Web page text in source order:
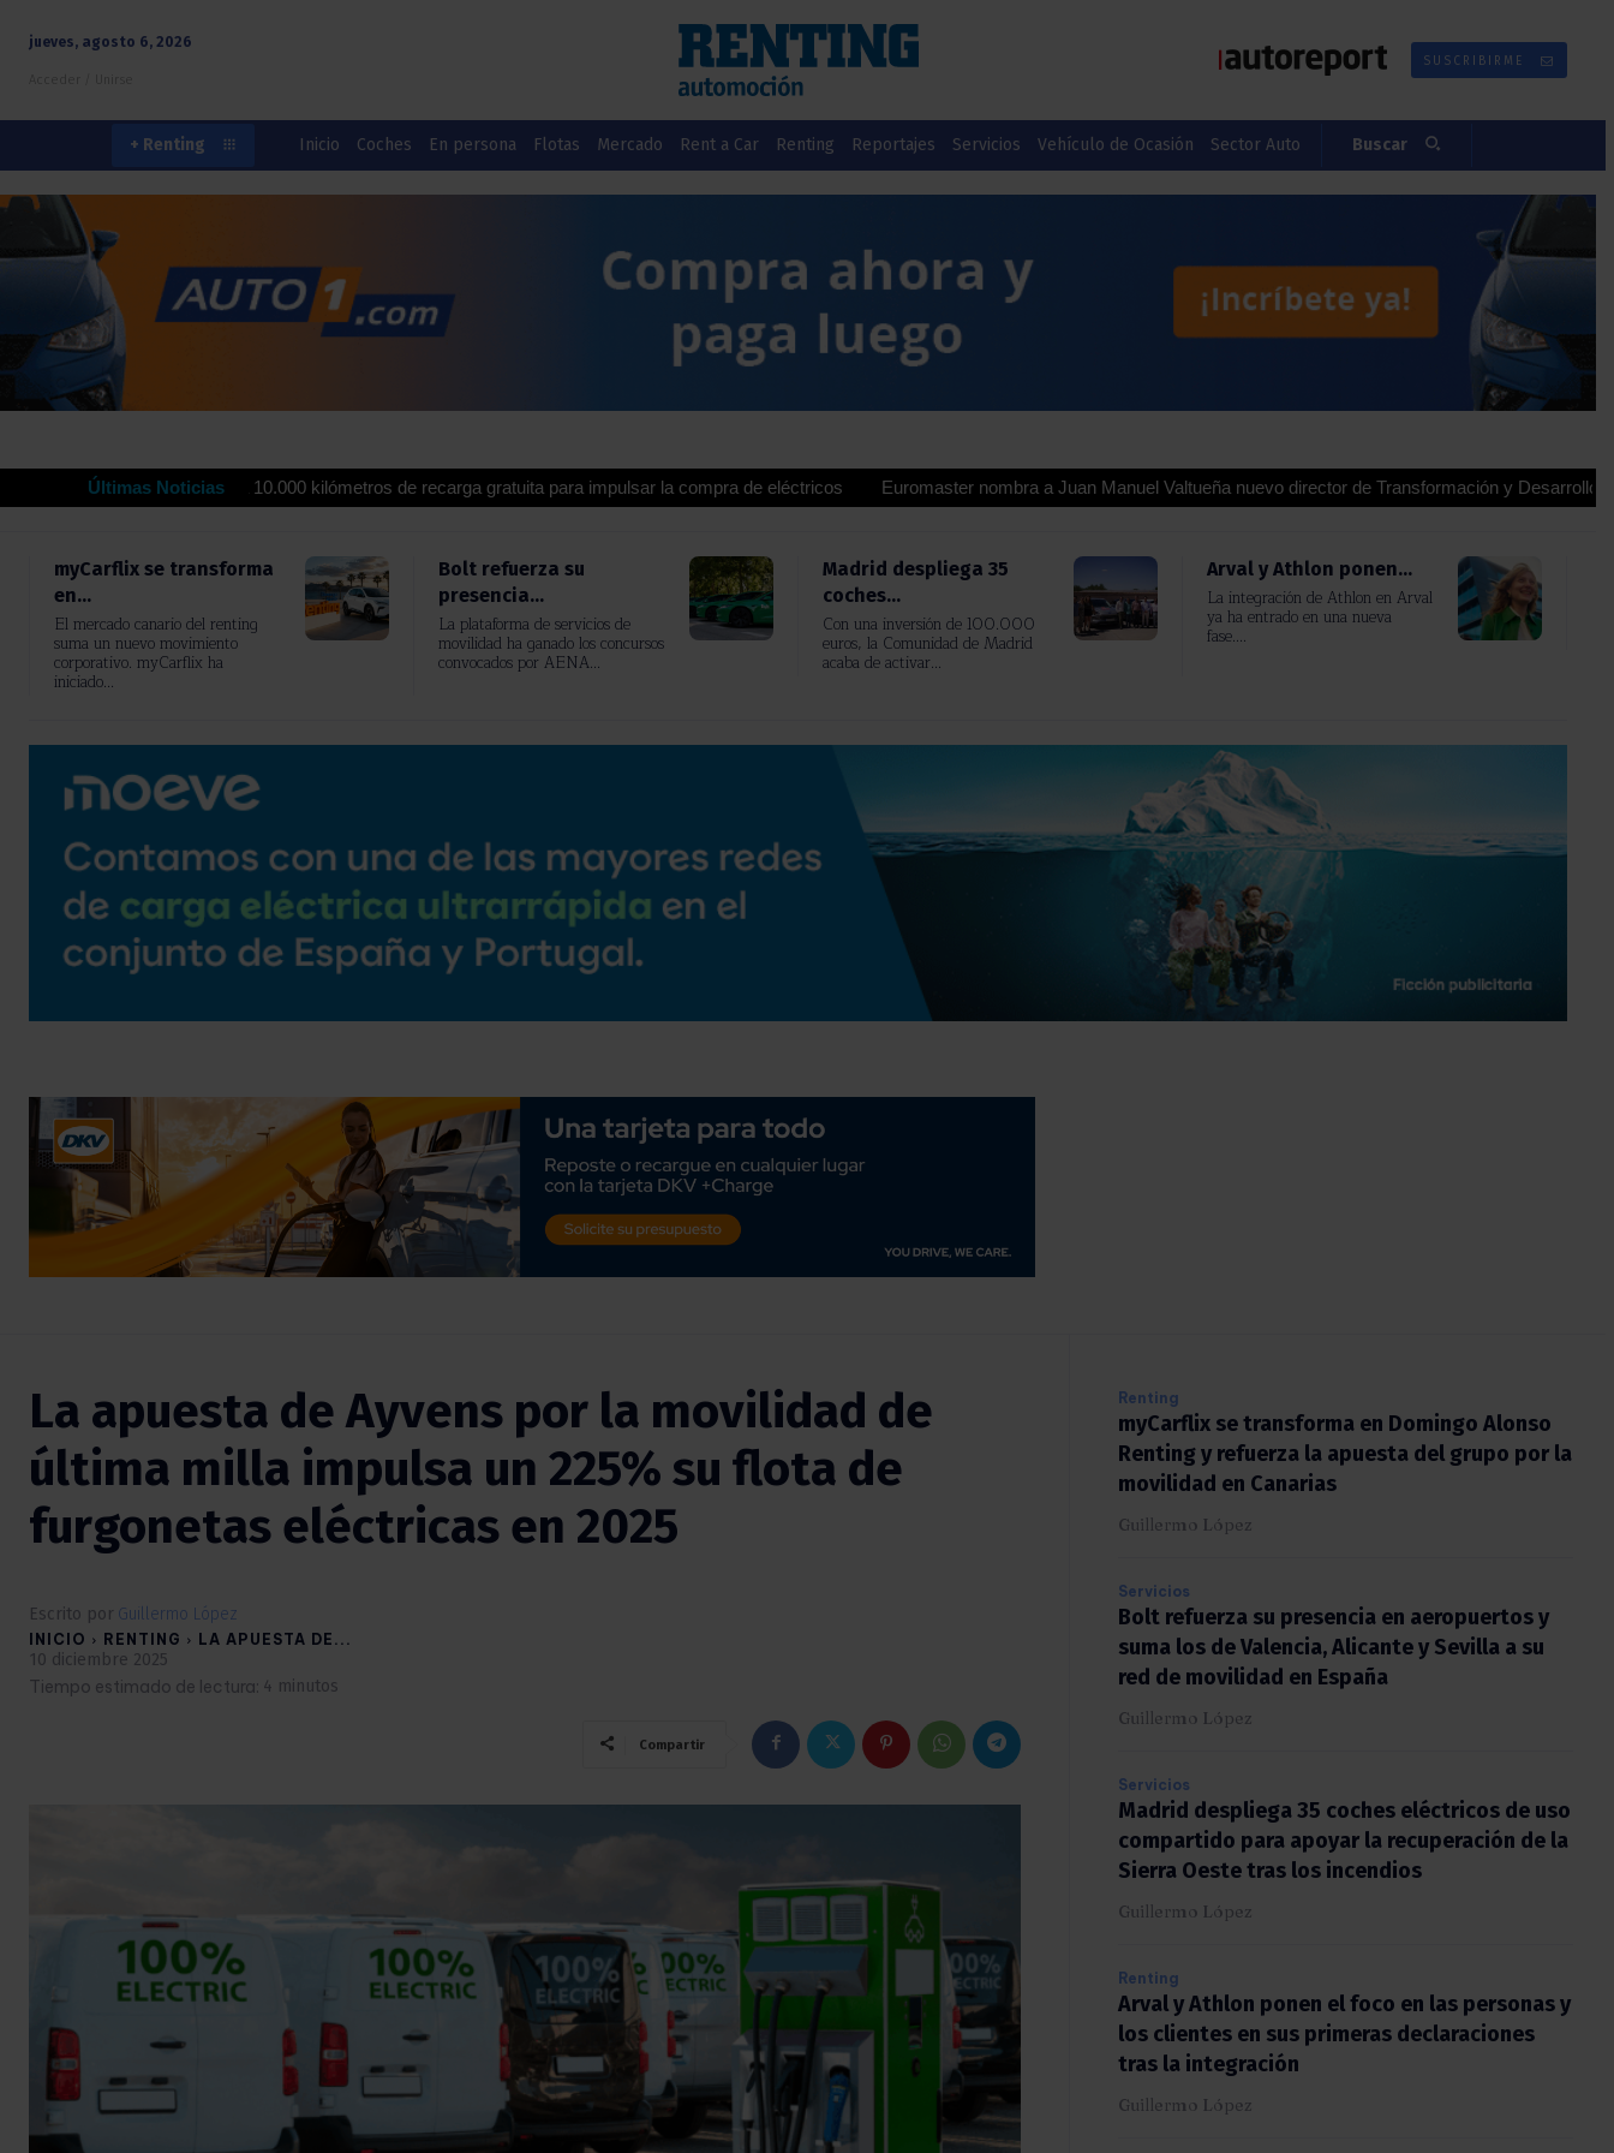
jueves, agosto 6, 2026
SUSCRIBIRME
+ Renting Inicio Coches En persona Flotas Mercado Rent a Car Renting Reportajes Servicios Vehículo de Ocasión Sector Auto Buscar
Últimas Noticias
ofrecen hasta 10.000 kilómetros de recarga gratuita para impulsar la compra de eléctricos Euromaster nombra a Juan Manuel Valtueña nuevo director de Transformación y Desarrollo para España
myCarflix se transforma
en...
El mercado canario del renting
suma un nuevo movimiento
corporativo. myCarflix ha
iniciado...
Bolt refuerza su
presencia...
La plataforma de servicios de
movilidad ha ganado los concursos
convocados por AENA...
Madrid despliega 35
coches...
Con una inversión de 100.000
euros, la Comunidad de Madrid
acaba de activar...
Arval y Athlon ponen...
La integración de Athlon en Arval
ya ha entrado en una nueva
fase....
La apuesta de Ayvens por la movilidad de
última milla impulsa un 225% su flota de
furgonetas eléctricas en 2025
Escrito por Guillermo López
INICIO RENTING LA APUESTA DE...
10 diciembre 2025
Tiempo estimado de lectura: 4 minutos
Compartir
Renting
myCarflix se transforma en Domingo Alonso
Renting y refuerza la apuesta del grupo por
la movilidad en Canarias
Guillermo López
Servicios
Bolt refuerza su presencia en aeropuertos y
suma los de Valencia, Alicante y Sevilla a su
red de movilidad en España
Guillermo López
Servicios
Madrid despliega 35 coches eléctricos de
uso compartido para apoyar la recuperación
de la Sierra Oeste tras los incendios
Guillermo López
Renting
Arval y Athlon ponen el foco en las personas
y los clientes en sus primeras declaraciones
tras la integración
Guillermo López